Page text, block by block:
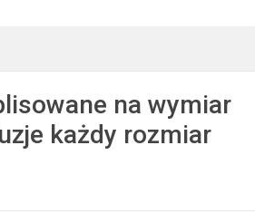
na wymiar
każdy rozmiar